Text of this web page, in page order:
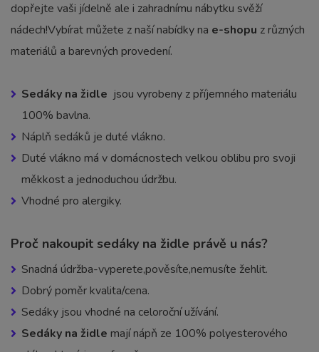
dopřejte vaši jídelně ale i zahradnímu nábytku svěží
nádech!Vybírat můžete z naší nabídky na e-shopu z různých
materiálů a barevných provedení.
Sedáky na židle jsou vyrobeny z příjemného materiálu
100% bavlna.
Náplň sedáků je duté vlákno.
Duté vlákno má v domácnostech velkou oblibu pro svoji
měkkost a jednoduchou údržbu.
Vhodné pro alergiky.
Proč nakoupit sedáky na židle právě u nás?
Snadná údržba-vyperete,pověsíte,nemusíte žehlit.
Dobrý poměr kvalita/cena.
Sedáky jsou vhodné na celoroční užívání.
Sedáky na židle mají nápň ze 100% polyesterového